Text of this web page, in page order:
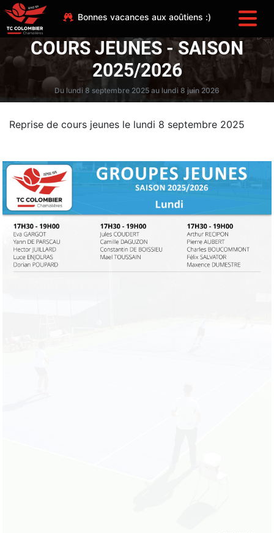
Bonnes vacances aux aoûtiens :)
COURS JEUNES - SAISON
2025/2026
Du lundi 8 septembre 2025 au lundi 8 juin 2026
Reprise de cours jeunes le lundi 8 septembre 2025